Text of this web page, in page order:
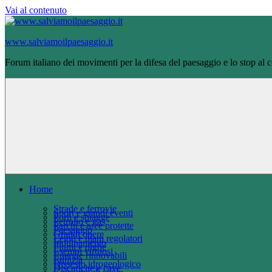
Vai al contenuto
www.salviamoilpaesaggio.it
Forum italiano dei movimenti per la difesa del paesaggio e lo stop al
Home
Discariche e cave
Dissesto idrogeologico
Edilizia
Energie rinnovabili
Esempi virtuosi
Fiumi e dighe
Inquinamento
Leggi e piani regolatori
Grandi opere
Paesaggio
Parchi e aree protette
Petrolio e gas
Porti e spiagge
Sport e grandi eventi
Strade e ferrovie